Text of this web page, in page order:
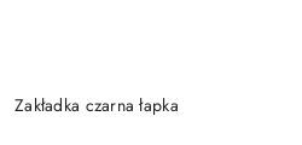
Zakładka czarna łapka